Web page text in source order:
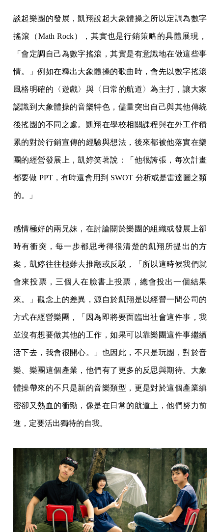
談起樂團的發展，凱翔說起大象體操之所以定調為數字
搖滾（Math Rock），其實也是行銷策略的具體展現，
「會定調自己為數字搖滾，其實是有意識地在做這些事
情。」例如在釋出大象體操的歌曲時，會先以數字搖滾
風格明確的〈遊戲〉與〈日常的航道〉為主打，讓大家
認識到大象體操的音樂特色，儘量突出自己與其他傳統
後搖團的不同之處。凱翔在學校相關課程與在外工作積
累的對於行銷宣傳的經驗與想法，後來都被他落實在樂
團的經營發展上，凱婷笑著說：「他很誇張，每次計畫
都要做 PPT，有時還會用到 SWOT 分析或是雷達圖之類
的。」
感情極好的兩兄妹，在討論關於樂團的組織或發展上卻
時有衝突，每一步都思考得很清楚的凱翔所提出的方
案，凱婷往往極難去推翻或反駁，「所以這時候我們就
會來投票，三個人在臉書上投票，總會投出一個結果
來。」觀念上的差異，源自於凱翔是以經營一間公司的
方式在經營樂團，「因為即將要面臨出社會這件事，我
並沒有想要做其他的工作，如果可以靠樂團這件事繼續
活下去，我會很開心。」也因此，不只是玩團，對於音
樂、樂團這個產業，他們有了更多的反思與期待。大象
體操帶來的不只是新的音樂類型，更是對於這個產業縝
密卻又熱血的衝勁，像是在日常的航道上，他們努力前
進，定要活出獨特的自我。